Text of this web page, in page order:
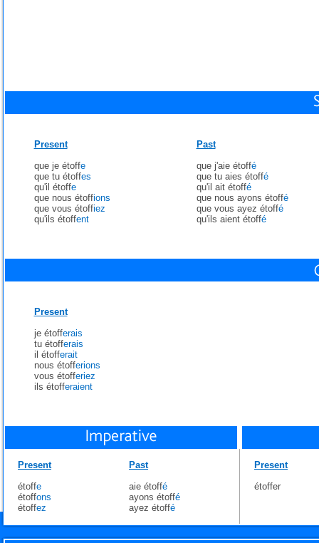
Present
que je étoffe
que tu étoffes
qu'il étoffe
que nous étoffions
que vous étoffiez
qu'ils étoffent
Past
que j'aie étoffé
que tu aies étoffé
qu'il ait étoffé
que nous ayons étoffé
que vous ayez étoffé
qu'ils aient étoffé
Present
je étofferais
tu étofferais
il étofferait
nous étofferions
vous étofferiez
ils étofferaient
Present
étoffe
étoffons
étoffez
Past
aie étoffé
ayons étoffé
ayez étoffé
Present
étoffer